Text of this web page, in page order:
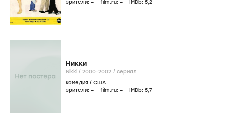
зрители: – film.ru: – IMDb: 5,2
Никки
Nikki / 2000-2002 / сериал
комедия / США
зрители: – film.ru: – IMDb: 5,7